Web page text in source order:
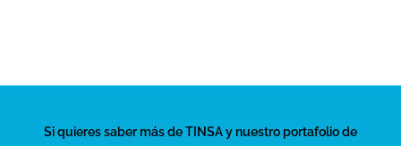
Si quieres saber más de TINSA y nuestro portafolio de